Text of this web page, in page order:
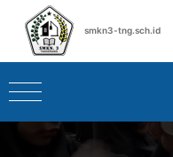
smkn3-tng.sch.id